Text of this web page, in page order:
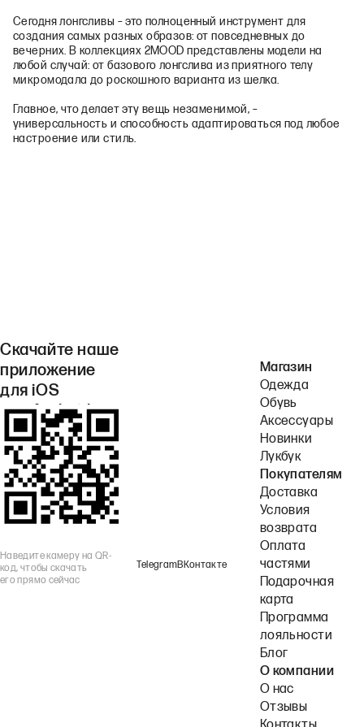
Сегодня лонгсливы – это полноценный инструмент для
создания самых разных образов: от повседневных до
вечерних. В коллекциях 2MOOD представлены модели на
любой случай: от базового лонгслива из приятного телу
микромодала до роскошного варианта из шелка.
Главное, что делает эту вещь незаменимой, –
универсальность и способность адаптироваться под любое
настроение или стиль.
Скачайте наше
приложение
для iOS
или Android.
Наведите камеру на QR-
код, чтобы скачать
его прямо сейчас
TelegramВКонтакте
Магазин
Одежда
Обувь
Аксессуары
Новинки
Лукбук
Покупателям
Доставка
Условия
возврата
Оплата
частями
Подарочная
карта
Программа
лояльности
Блог
О компании
О нас
Отзывы